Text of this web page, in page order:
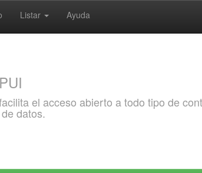
Listar Ayuda
el acceso abierto a todo tipo de
datos.